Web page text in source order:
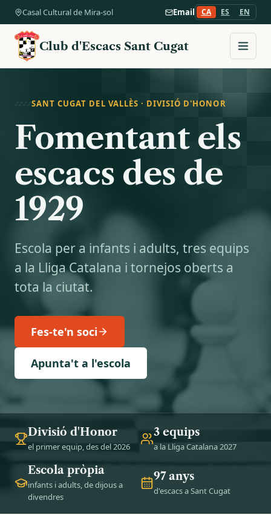
Casal Cultural de Mira-sol Email CA ES EN
Club d'Escacs Sant Cugat
SANT CUGAT DEL VALLÈS · DIVISIÓ D'HONOR
Fomentant els
escacs des de
1929
Escola per a infants i adults, tres equips
a la Lliga Catalana i tornejos oberts a
tota la ciutat.
Fes-te'n soci
Apunta't a l'escola
Divisió d'Honor
el primer equip, des del 2026
3 equips
a la Lliga Catalana 2027
Escola pròpia
infants i adults, de dijous a
divendres
97 anys
d'escacs a Sant Cugat